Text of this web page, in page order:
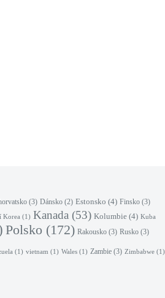
(3) Dánsko(2) Estonsko (4) Finsko(3)
Korea(1) Kanada(53) Kolumbie(4) Kuba
Polsko (172) Rakousko(3) Rusko(3)
(1) vietnam (1) Wales(1) Zambie(3) Zimbabwe(1)